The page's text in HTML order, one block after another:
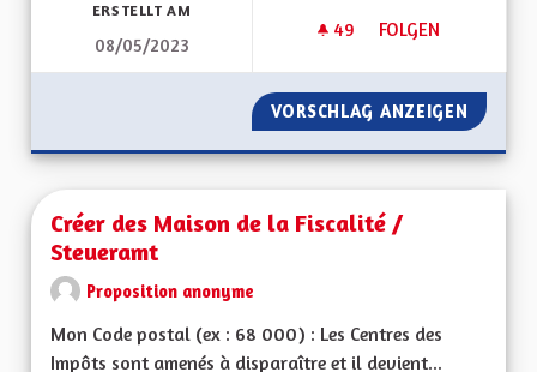
ERSTELLT AM
08/05/2023
49 49 FOLLOWER
FOLGEN
TRANSPORT DES
VORSCHLAG ANZEIGEN
Créer des Maison de la Fiscalité /
Steueramt
Proposition anonyme
Mon Code postal (ex : 68 000) : Les Centres des
Impôts sont amenés à disparaître et il devient...